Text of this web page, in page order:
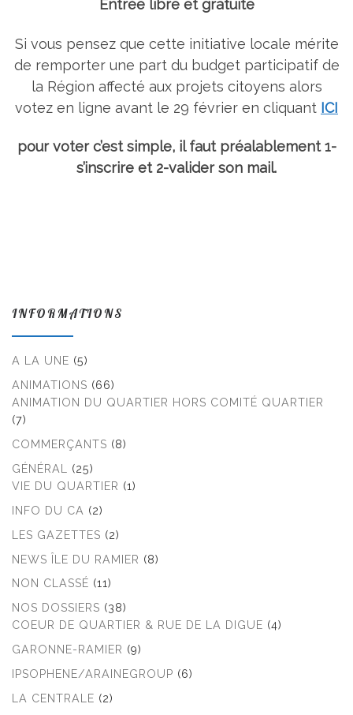
Entrée libre et gratuite
Si vous pensez que cette initiative locale mérite
de remporter une part du budget participatif de
la Région affecté aux projets citoyens alors
votez en ligne avant le 29 février en cliquant ICI
pour voter c’est simple, il faut préalablement 1-
s’inscrire et 2-valider son mail.
INFORMATIONS
A LA UNE (5)
ANIMATIONS (66)
ANIMATION DU QUARTIER HORS COMITÉ QUARTIER
(7)
COMMERÇANTS (8)
GÉNÉRAL
(25)
VIE DU QUARTIER (1)
INFO DU CA (2)
LES GAZETTES (2)
NEWS ÎLE DU RAMIER (8)
NON CLASSÉ (11)
NOS DOSSIERS (38)
COEUR DE QUARTIER & RUE DE LA DIGUE (4)
GARONNE-RAMIER (9)
IPSOPHENE/ARAINEGROUP (6)
LA CENTRALE (2)